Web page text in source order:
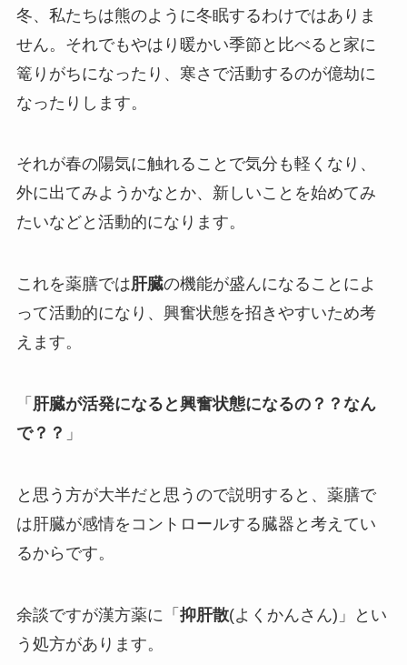
冬、私たちは熊のように冬眠するわけではありま
せん。それでもやはり暖かい季節と比べると家に
篭りがちになったり、寒さで活動するのが億劫に
なったりします。
それが春の陽気に触れることで気分も軽くなり、
外に出てみようかなとか、新しいことを始めてみ
たいなどと活動的になります。
これを薬膳では肝臓の機能が盛んになることによ
って活動的になり、興奮状態を招きやすいため考
えます。
「 肝臓が活発になると興奮状態になるの？？なん
で？？ 」
と思う方が大半だと思うので説明すると、薬膳で
は肝臓が感情をコントロールする臓器と考えてい
るからです。
余談ですが漢方薬に「 抑肝散(よくかんさん)」とい
う処方があります。